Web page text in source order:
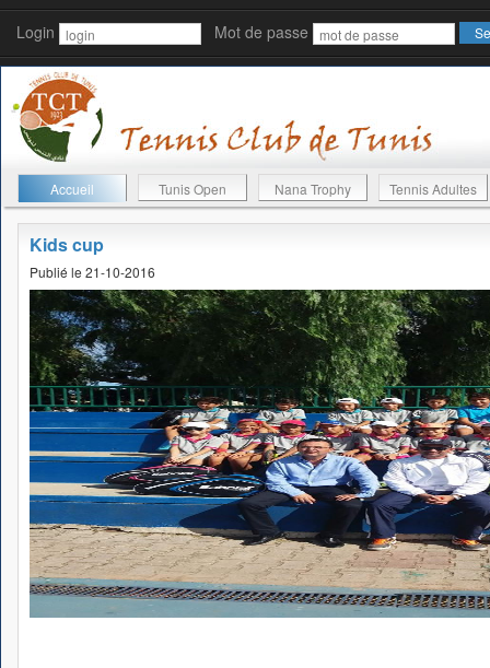
Login Mot de passe
Accueil Tunis Open Nana Trophy Tennis Adultes
Kids cup
Publié le 21-10-2016